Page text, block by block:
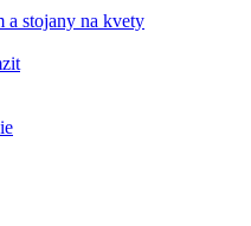
a stojany na kvety